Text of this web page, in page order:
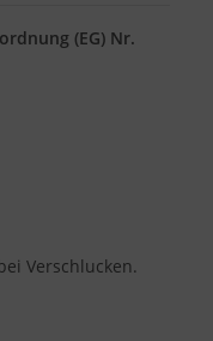
(EG) Nr.
Verschlucken.